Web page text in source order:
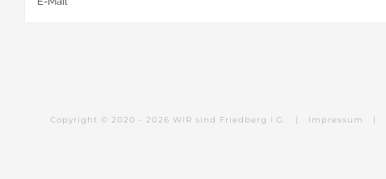
Copyright © 2020 - 2026 WIR sind Friedberg i.G. | Impressum |